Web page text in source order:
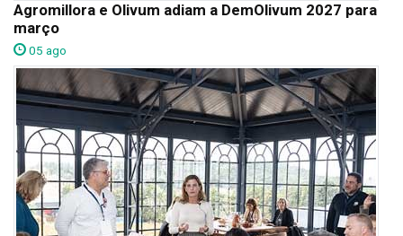
Agromillora e Olivum adiam a DemOlivum 2027 para
março
05 ago